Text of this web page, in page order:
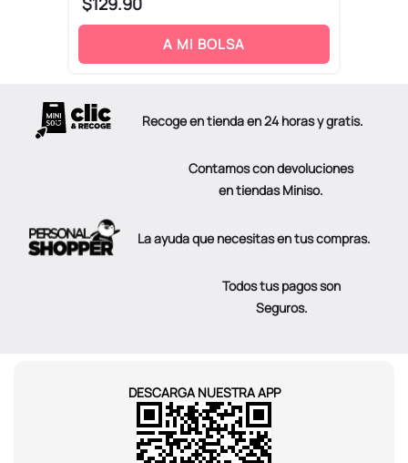
$129.90
A MI BOLSA
Recoge en tienda en 24 horas y gratis.
Contamos con devoluciones
en tiendas Miniso.
La ayuda que necesitas en tus compras.
Todos tus pagos son
Seguros.
DESCARGA NUESTRA APP